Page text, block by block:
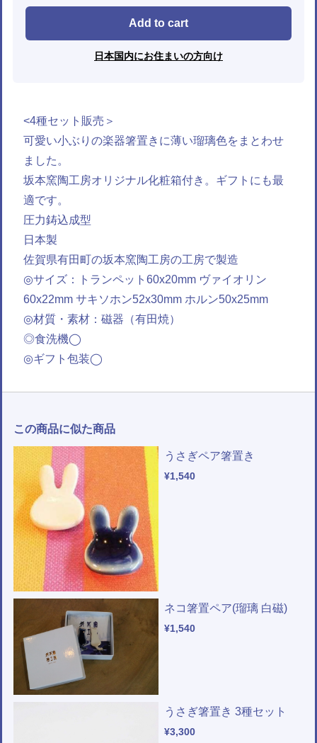
Add to cart
日本国内にお住まいの方向け
<4種セット販売＞
可愛い小ぶりの楽器箸置きに薄い瑠璃色をまとわせ
ました。
坂本窯陶工房オリジナル化粧箱付き。ギフトにも最
適です。
圧力鋳込成型
日本製
佐賀県有田町の坂本窯陶工房の工房で製造
◎サイズ：トランペット60x20mm ヴァイオリン
60x22mm サキソホン52x30mm ホルン50x25mm
◎材質・素材：磁器（有田焼）
◎食洗機◯
◎ギフト包装◯
この商品に似た商品
うさぎペア箸置き
¥1,540
ネコ箸置ペア(瑠璃 白磁)
¥1,540
うさぎ箸置き 3種セット
¥3,300